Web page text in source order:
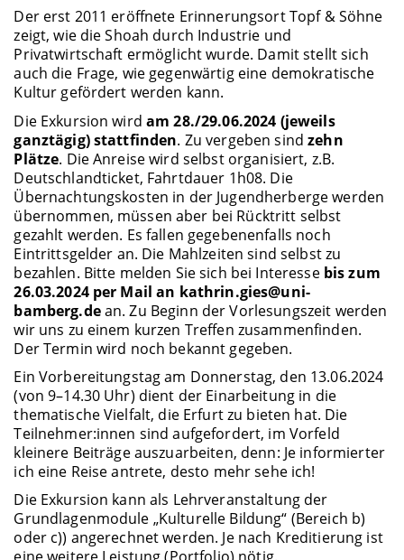
Der erst 2011 eröffnete Erinnerungsort Topf & Söhne
zeigt, wie die Shoah durch Industrie und
Privatwirtschaft ermöglicht wurde. Damit stellt sich
auch die Frage, wie gegenwärtig eine demokratische
Kultur gefördert werden kann.
Die Exkursion wirdam 28./29.06.2024 (jeweils
ganztägig) stattfinden. Zu vergeben sindzehn
Plätze. Die Anreise wird selbst organisiert, z.B.
Deutschlandticket, Fahrtdauer 1h08. Die
Übernachtungskosten in der Jugendherberge werden
übernommen, müssen aber bei Rücktritt selbst
gezahlt werden. Es fallen gegebenenfalls noch
Eintrittsgelder an. Die Mahlzeiten sind selbst zu
bezahlen. Bitte melden Sie sich bei Interesse bis zum
26.03.2024 per Mail an kathrin.gies@uni-
bamberg.dean. Zu Beginn der Vorlesungszeit werden
wir uns zu einem kurzen Treffen zusammenfinden.
Der Termin wird noch bekannt gegeben.
Ein Vorbereitungstag am Donnerstag, den 13.06.2024
(von 9–14.30 Uhr) dient der Einarbeitung in die
thematische Vielfalt, die Erfurt zu bieten hat. Die
Teilnehmer:innen sind aufgefordert, im Vorfeld
kleinere Beiträge auszuarbeiten, denn: Je informierter
ich eine Reise antrete, desto mehr sehe ich!
Die Exkursion kann als Lehrveranstaltung der
Grundlagenmodule „Kulturelle Bildung“ (Bereich b)
oder c)) angerechnet werden. Je nach Kreditierung ist